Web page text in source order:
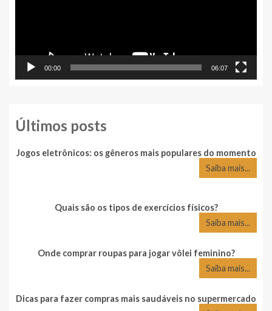
00:00 06:07
Últimos posts
Jogos eletrônicos: os gêneros mais populares do momento
Saiba mais...
Quais são os tipos de exercícios físicos?
Saiba mais...
Onde comprar roupas para jogar vôlei feminino?
Saiba mais...
Dicas para fazer compras mais saudáveis no supermercado